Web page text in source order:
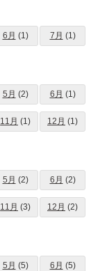
6月 (1) 7月 (1)
5月 (2) 6月 (1)
11月 (1) 12月 (1)
5月 (2) 6月 (2)
11月 (3) 12月 (2)
5月 (5) 6月 (5)